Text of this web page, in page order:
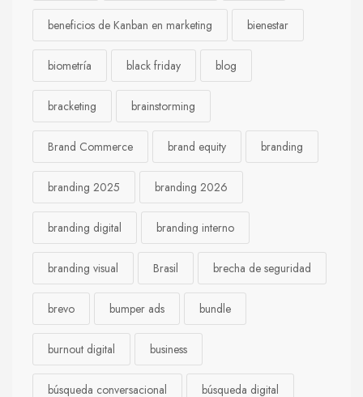
beneficios de Kanban en marketing bienestar
biometría black friday blog
bracketing brainstorming
Brand Commerce brand equity branding
branding 2025 branding 2026
branding digital branding interno
branding visual Brasil brecha de seguridad
brevo bumper ads bundle
burnout digital business
búsqueda conversacional búsqueda digital